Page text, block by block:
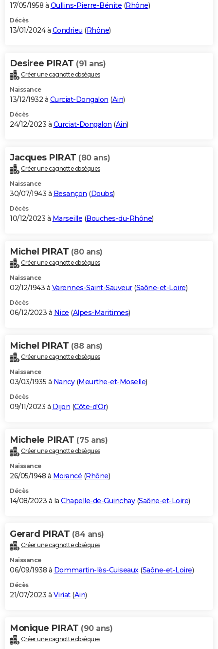
17/05/1958 à Oullins-Pierre-Bénite (Rhône)
Décès
13/01/2024 à Condrieu (Rhône)
Desiree PIRAT (91 ans)
Créer une cagnotte obsèques
Naissance
13/12/1932 à Curciat-Dongalon (Ain)
Décès
24/12/2023 à Curciat-Dongalon (Ain)
Jacques PIRAT (80 ans)
Créer une cagnotte obsèques
Naissance
30/07/1943 à Besançon (Doubs)
Décès
10/12/2023 à Marseille (Bouches-du-Rhône)
Michel PIRAT (80 ans)
Créer une cagnotte obsèques
Naissance
02/12/1943 à Varennes-Saint-Sauveur(Saône-et-Loire)
Décès
06/12/2023 à Nice (Alpes-Maritimes)
Michel PIRAT (88 ans)
Créer une cagnotte obsèques
Naissance
03/03/1935 à Nancy(Meurthe-et-Moselle)
Décès
09/11/2023 à Dijon (Côte-d'Or)
Michele PIRAT (75 ans)
Créer une cagnotte obsèques
Naissance
26/05/1948 à Morancé (Rhône)
Décès
14/08/2023 à la Chapelle-de-Guinchay(Saône-et-Loire)
Gerard PIRAT (84 ans)
Créer une cagnotte obsèques
Naissance
06/09/1938 à Dommartin-lès-Cuiseaux(Saône-et-Loire)
Décès
21/07/2023 à Viriat(Ain)
Monique PIRAT (90 ans)
Créer une cagnotte obsèques